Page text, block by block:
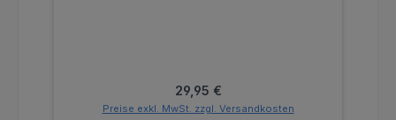
Regulärer Preis:
29,95 €
Preise exkl. MwSt. zzgl. Versandkosten